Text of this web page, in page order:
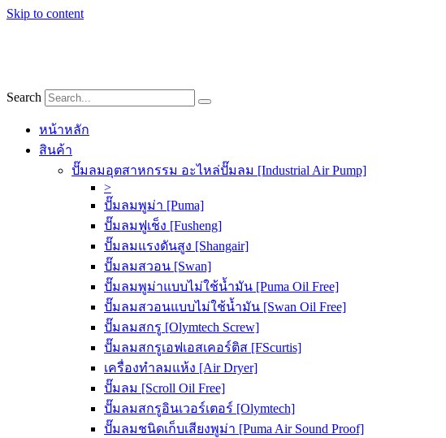
Skip to content
Search
หน้าหลัก
สินค้า
ปั๊มลมอุตสาหกรรม อะไหล่ปั๊มลม [Industrial Air Pump]
>
ปั๊มลมพูม่า [Puma]
ปั๊มลมฟูเช็ง [Fusheng]
ปั๊มลมแรงดันสูง [Shangair]
ปั๊มลมสวอน [Swan]
ปั๊มลมพูม่าแบบไม่ใช้น้ำมัน [Puma Oil Free]
ปั๊มลมสวอนแบบไม่ใช้น้ำมัน [Swan Oil Free]
ปั๊มลมสกรู [Olymtech Screw]
ปั๊มลมสกรูเอฟเอสเคอร์ติส [FScurtis]
เครื่องทำลมแห้ง [Air Dryer]
ปั๊มลม [Scroll Oil Free]
ปั๊มลมสกรูอินเวอร์เตอร์ [Olymtech]
ปั๊มลมชนิดเก็บเสียงพูม่า [Puma Air Sound Proof]